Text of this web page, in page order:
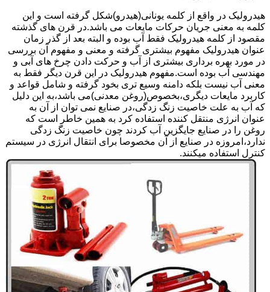
هیدرولیک در واقع از کلمه یونانی(هیدرو)شکل گرفته است و این
کلمه به معنی جریان حرکات مایعات می باشد.در قرن های گذشته
مقصود از کلمه هیدرولیک فقط آب بوده و البته بعد از گذر زمان
عنوان هیدرولیک مفهوم بیشتری گرفته و معنی و مفهوم آن بررسی
در مورد بهره برداری بیشتری از آب و حرکت دادن چرخ های آبی و
مهندسی آب بوده است.مفهوم هیدرولیک در این قرن دیگر فقط به
معنی آب نیست بلکه دامنه وسیع تری بخود گرفته و شامل قواعد و
کاربرد مایعات دیگری،بخصوص(روغن معدنی)می باشد،به این دلیل
که آب به علت خاصیت زنگ زدگی،در صنایع نمی توان از آن به
عنوان انرژی منتقل کننده استفاده کرد به همین خاطر است که
روغن را در صنایع جایگزین آب کردند چون خاصیت زنگ زدگی
ندارد،امروزه در صنایع از آن مخصوصا برای انتقال انرژی در سیستم
کنترل استفاده میکنند.